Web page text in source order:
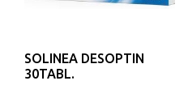
SOLINEA DESOPTIN
30TABL.